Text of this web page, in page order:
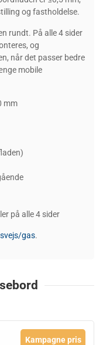
og fastholdelse.
rundt. På alle 4 sider
og
når det passer bedre
mobile
mm
på alle 4 sider
svejs/gas.
Kampagne pris